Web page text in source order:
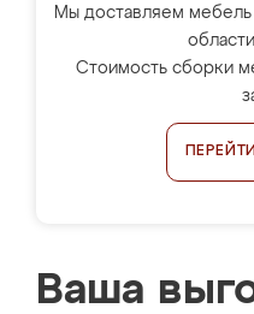
Мы доставляем
Стоимость сборки
Ваша